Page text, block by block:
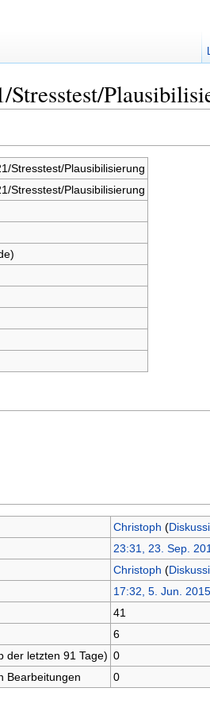
Stresstest/Plausibilisierung
Stresstest/Plausibilisierung
Christoph (
23:31, 23. Sep.
Christoph (
17:32, 5. Jun. 2015
41
6
der letzten 91 Tage) 0
Bearbeitungen
0